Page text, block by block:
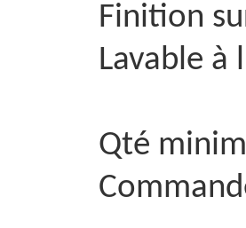
Finition
Lavable à
Qté